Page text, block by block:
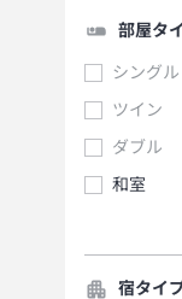
部屋タ
シングル
ツイン
ダブル
和室
宿タイ